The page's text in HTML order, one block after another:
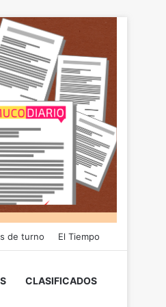
de turno El Tiempo
CLASIFICADOS